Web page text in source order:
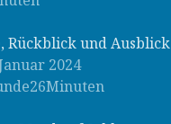
Rückblick und Ausblick
2024